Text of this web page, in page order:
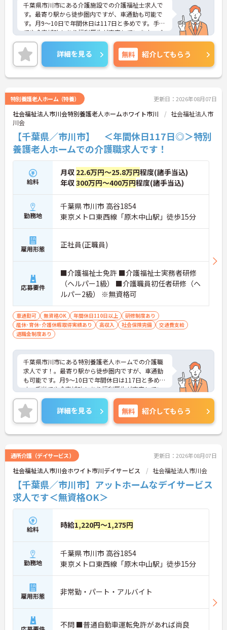
千葉県市川市にある介護施設での介護福祉士求人で
す。最寄り駅から徒歩圏内ですが、車通勤も可能で
す。月9～10日で年間休日は117日と多めです。手当
てや食事補助もあり福利厚生が充実しています。ご
興味のある方はお気軽にお問合せ下さい。
詳細を見る 無料 紹介してもらう
特別養護老人ホーム（特養） 更新日：2026年08月07日
社会福祉法人市川会特別養護老人ホームホワイト市川
社会福祉法人市
川会
【千葉県／市川市】 ＜年間休日117日◎＞特別
養護老人ホームでの介護職求人です！
給料
月収 22.6万円～25.8万円程度(諸手当込)
年収300万円～400万円程度(諸手当込)
勤務地
千葉県 市川市 高谷1854
東京メトロ東西線「原木中山駅」徒歩15分
雇用形態 正社員(正職員)
応募要件
■介護福祉士免許 ■介護福祉士実務者研修
（ヘルパー1級） ■介護職員初任者研修（ヘ
ルパー2級） ※無資格可
車通勤可 無資格OK 年間休日110日以上
研修制度あり
産休･育休･介護休暇取得実績あり
高収入 社会保険完備
交通費支給
退職金制度あり
千葉県市川市にある特別養護老人ホームでの介護職
求人です！。最寄り駅から徒歩圏内ですが、車通勤
も可能です。月9～10日で年間休日は117日と多めで
す。手当てや食事補助もあり福利厚生が充実してい
ます。ご興味のある方はお気軽にお問合せ下さい。
詳細を見る 無料 紹介してもらう
通所介護（デイサービス） 更新日：2026年08月07日
社会福祉法人市川会ホワイト市川デイサービス 社会福祉法人市川会
【千葉県／市川市】アットホームなデイサービス
求人です＜無資格OK＞
給料 時給1,220円～1,275円
勤務地
千葉県 市川市 高谷1854
東京メトロ東西線「原木中山駅」徒歩15分
雇用形態 非常勤・パート・アルバイト
不問 ■普通自動車運転免許があれば尚良